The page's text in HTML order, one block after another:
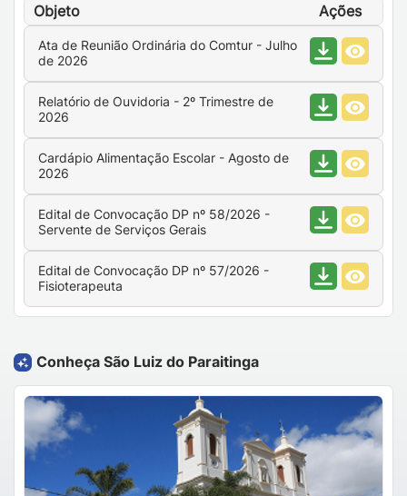
Objeto Ações
Ata de Reunião Ordinária do Comtur - Julho
de 2026
Relatório de Ouvidoria - 2º Trimestre de
2026
Cardápio Alimentação Escolar - Agosto de
2026
Edital de Convocação DP nº 58/2026 -
Servente de Serviços Gerais
Edital de Convocação DP nº 57/2026 -
Fisioterapeuta
Conheça São Luiz do Paraitinga